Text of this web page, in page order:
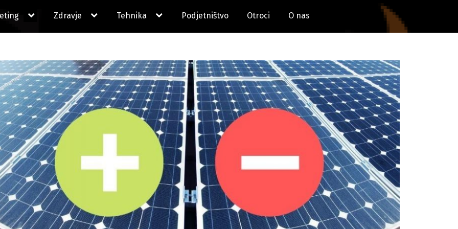
child
Zdravje
child
Tehnika
child
Podjetništvo Otroci O nas